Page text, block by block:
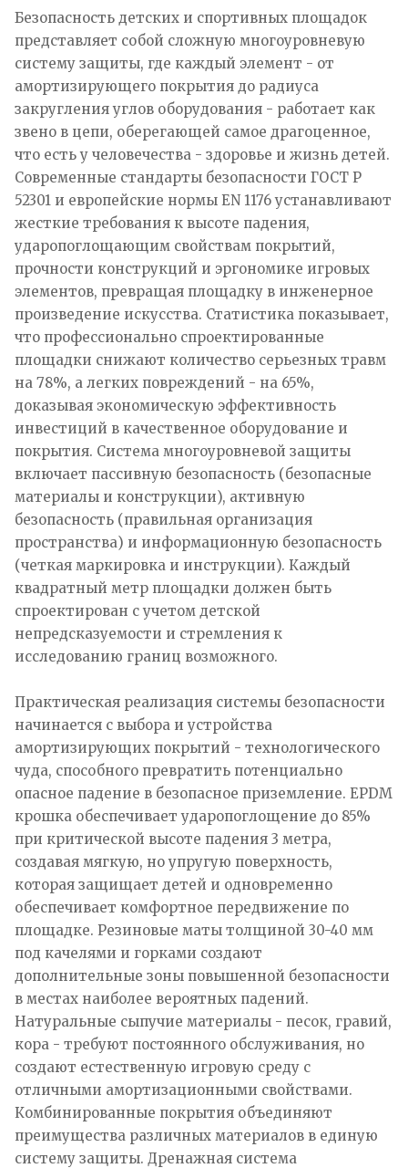
Безопасность детских и спортивных площадок
представляет собой сложную многоуровневую
систему защиты, где каждый элемент - от
амортизирующего покрытия до радиуса
закругления углов оборудования - работает как
звено в цепи, оберегающей самое драгоценное,
что есть у человечества - здоровье и жизнь детей.
Современные стандарты безопасности ГОСТ Р
52301 и европейские нормы EN 1176 устанавливают
жесткие требования к высоте падения,
ударопоглощающим свойствам покрытий,
прочности конструкций и эргономике игровых
элементов, превращая площадку в инженерное
произведение искусства. Статистика показывает,
что профессионально спроектированные
площадки снижают количество серьезных травм
на 78%, а легких повреждений - на 65%,
доказывая экономическую эффективность
инвестиций в качественное оборудование и
покрытия. Система многоуровневой защиты
включает пассивную безопасность (безопасные
материалы и конструкции), активную
безопасность (правильная организация
пространства) и информационную безопасность
(четкая маркировка и инструкции). Каждый
квадратный метр площадки должен быть
спроектирован с учетом детской
непредсказуемости и стремления к
исследованию границ возможного.
Практическая реализация системы безопасности
начинается с выбора и устройства
амортизирующих покрытий - технологического
чуда, способного превратить потенциально
опасное падение в безопасное приземление. EPDM
крошка обеспечивает ударопоглощение до 85%
при критической высоте падения 3 метра,
создавая мягкую, но упругую поверхность,
которая защищает детей и одновременно
обеспечивает комфортное передвижение по
площадке. Резиновые маты толщиной 30-40 мм
под качелями и горками создают
дополнительные зоны повышенной безопасности
в местах наиболее вероятных падений.
Натуральные сыпучие материалы - песок, гравий,
кора - требуют постоянного обслуживания, но
создают естественную игровую среду с
отличными амортизационными свойствами.
Комбинированные покрытия объединяют
преимущества различных материалов в единую
систему защиты. Дренажная система